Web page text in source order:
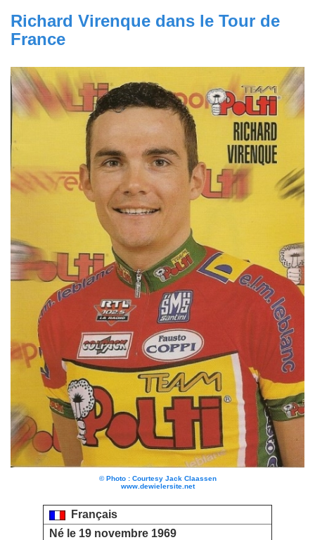
Richard Virenque dans le Tour de
France
© Photo : Courtesy Jack Claassen
www.dewielersite.net
Français
Né le 19 novembre 1969